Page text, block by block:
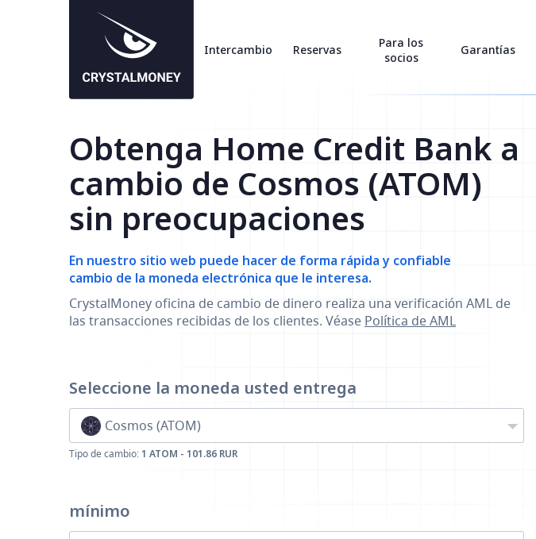
Intercambio Reservas
Para los
socios
Garantías
Obtenga Home Credit Bank a
cambio de Cosmos (ATOM)
sin preocupaciones
En nuestro sitio web puede hacer de forma rápida y confiable
cambio de la moneda electrónica que le interesa.
CrystalMoney oficina de cambio de dinero realiza una verificación AML de
las transacciones recibidas de los clientes. Véase Política de AML
Seleccione la moneda usted entrega
Cosmos (ATOM)
Tipo de cambio: 1 ATOM - 101.86 RUR
mínimo